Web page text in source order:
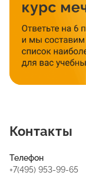
Контакты
Телефон
+7(495) 953-99-65